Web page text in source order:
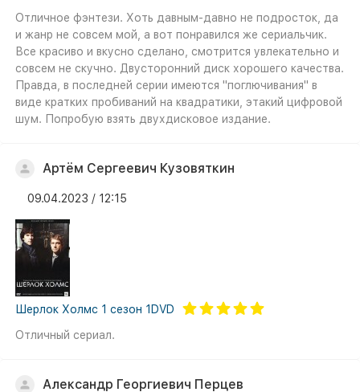
Отличное фэнтези. Хоть давным-давно не подросток, да
и жанр не совсем мой, а вот понравился же сериальчик.
Все красиво и вкусно сделано, смотрится увлекательно и
совсем не скучно. Двусторонний диск хорошего качества.
Правда, в последней серии имеются "поглючивания" в
виде кратких пробиваний на квадратики, этакий цифровой
шум. Попробую взять двухдисковое издание.
Артём Сергеевич Кузовяткин
09.04.2023 / 12:15
Шерлок Холмс 1 сезон 1DVD
Отличный сериал.
Александр Георгиевич Перцев